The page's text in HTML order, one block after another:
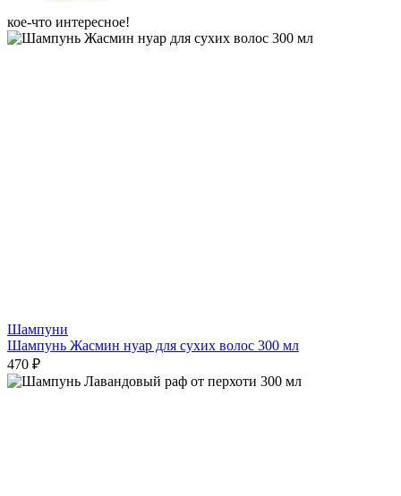
кое-что интересное!
Шампуни
Шампунь Жасмин нуар для сухих волос 300 мл
470 ₽